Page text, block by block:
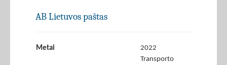
AB Lietuvos paštas
Metai 2022
Transporto